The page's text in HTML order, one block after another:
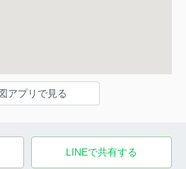
アプリで見る
LINEで共有する